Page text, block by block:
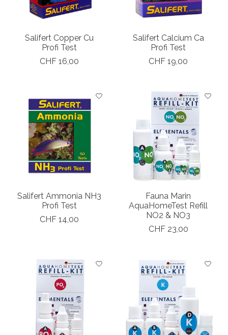
Salifert Copper Cu
Profi Test
CHF 16,00
Salifert Calcium Ca
Profi Test
CHF 19,00
Salifert Ammonia NH3
Profi Test
CHF 14,00
Fauna Marin
AquaHomeTest Refill
NO2 & NO3
CHF 23,00